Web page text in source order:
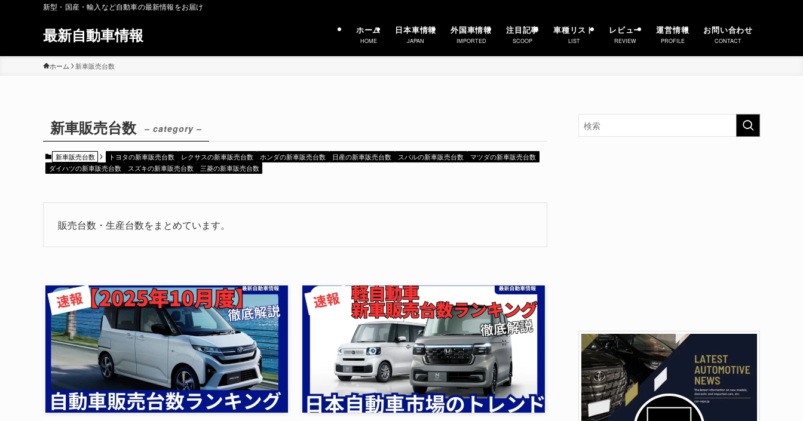
新型・国産・輸入など自動車の最新情報をお届け
最新自動車情報 ホーム
HOME
日本車情報
JAPAN
外国車情報
IMPORTED
注目記事
SCOOP
車種リスト
LIST
レビュー
REVIEW
運営情報
PROFILE
お問い合わせ
CONTACT
ホーム 新車販売台数
新車販売台数 – category –
新車販売台数 トヨタの新車販売台数 レクサスの新車販売台数 ホンダの新車販売台数 日産の新車販売台数 スバルの新車販売台数
マツダの新車販売台数
ダイハツの新車販売台数
スズキの新車販売台数 三菱の新車販売台数
販売台数・生産台数をまとめています。